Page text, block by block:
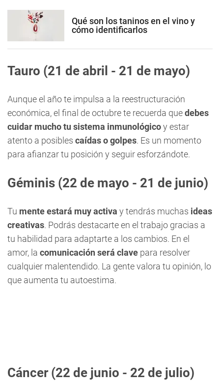
Qué son los taninos en el vino y
cómo identificarlos
Tauro (21 de abril - 21 de mayo)
Aunque el año te impulsa a la reestructuración
económica, el final de octubre te recuerda quedebes
cuidar mucho tu sistema inmunológicoy estar
atento a posibles caídas o golpes. Es un momento
para afianzar tu posición y seguir esforzándote.
Géminis (22 de mayo - 21 de junio)
Tu mente estará muy activa y tendrás muchas ideas
creativas. Podrás destacarte en el trabajo gracias a
tu habilidad para adaptarte a los cambios. En el
amor, la comunicación será clave para resolver
cualquier malentendido. La gente valora tu opinión, lo
que aumenta tu autoestima.
Cáncer(22 de junio - 22 de julio)